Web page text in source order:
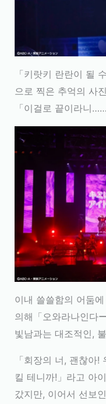
「키랏키 란란이 될
으로 찍은 추억의 사
「이걸로 끝이라니
이내 쓸쓸함의 어둠
의해「오와라나인다
빛남과는 대조적인,
「회장의 너, 괜찮아
킬 테니까!」라고 아
갔지만, 이어서 선보